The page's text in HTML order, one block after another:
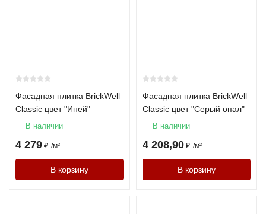
Фасадная плитка BrickWell
Classic цвет "Иней"
В наличии
4 279 ₽ /м²
В корзину
Фасадная плитка BrickWell
Classic цвет "Серый опал"
В наличии
4 208,90 ₽ /м²
В корзину